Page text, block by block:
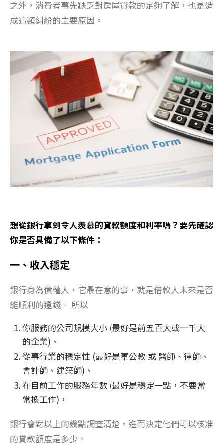
之外，消費者事先缺乏對房屋貸款的足夠了解，也是造
成這類糾紛的主要原因。
想從銀行拿到令人羨慕的貸款額度和利率嗎？要先確認
你是否具備了以下條件：
一、收入穩定
銀行身為債權人，它最在意的事，就是借款人未來是否
能順利的還錢。 所以
你服務的公司規模大小 (最好是前五百大或一千大
的企業)、
從事行業的穩定性 (最好是軍公教 或 醫師、律師、
會計師、建築師)、
在目前工作的服務年數 (最好是穩定一點，不要常
常換工作)，
銀行會對以上的幾點調查清楚，進而決定他們可以核准
的貸款額度是多少。